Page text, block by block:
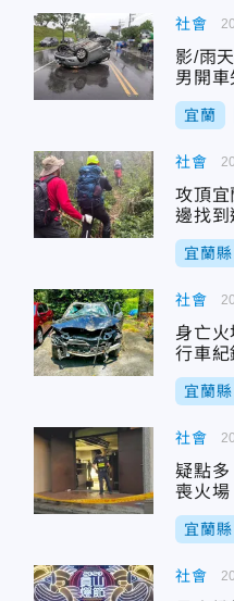
社會
影/雨
男開
宜蘭
社會
攻頂
邊找到
宜蘭縣
社會
身亡火
行車紀
宜蘭縣
社會
疑點多
喪火
宜蘭縣
社會